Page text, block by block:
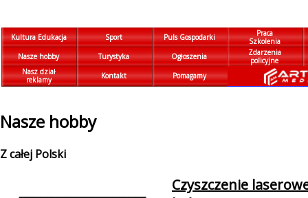
Kultura Edukacja Sport Puls Gospodarki
Praca
Szkolenia
Nasze hobby
Turystyka Ogłoszenia
Zdarzenia
policyjne
Nasz dział
reklamy
Kontakt Pomagamy
Nasze hobby
Z całej Polski
Czyszczenie